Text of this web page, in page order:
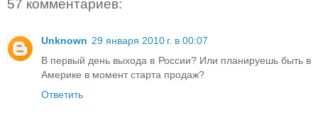
57 комментариев:
Unknown 29 января 2010 г. в 00:07
В первый день выхода в России? Или планируешь быть в
Америке в момент старта продаж?
Ответить